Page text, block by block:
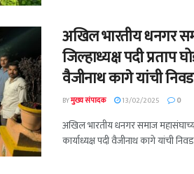
अखिल भारतीय धनगर
जिल्हाध्यक्ष पदी प्रताप
वैजीनाथ कागे यांची निवड
BYमुख्य संपादक 13/02/2025 0
अखिल भारतीय धनगर समाज महासंघाच्या
कार्याध्यक्ष पदी वैजीनाथ कागे यांची